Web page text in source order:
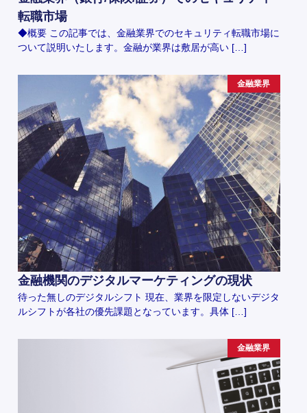
転職市場
◆概要 この記事では、金融業界でのセキュリティ転職市場に
ついて説明いたします。金融が業界は敷居が高い […]
金融業界
金融機関のデジタルマーケティングの現状
待った無しのデジタルシフト 現在、業界を限定しないデジタ
ルシフトが各社の優先課題となっています。具体 […]
金融業界